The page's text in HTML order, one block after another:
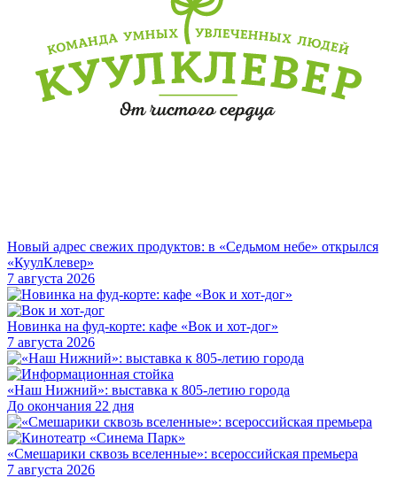
Новый адрес свежих продуктов: в «Седьмом небе» открылся
«КуулКлевер»
7 августа 2026
Новинка на фуд-корте: кафе «Вок и хот-дог»
7 августа 2026
«Наш Нижний»: выставка к 805-летию города
До окончания 22 дня
«Смешарики сквозь вселенные»: всероссийская премьера
7 августа 2026